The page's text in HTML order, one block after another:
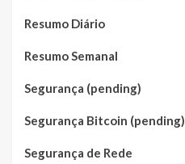
Resumo Diário
Resumo Semanal
Segurança (pending)
Segurança Bitcoin (pending)
Segurança de Rede